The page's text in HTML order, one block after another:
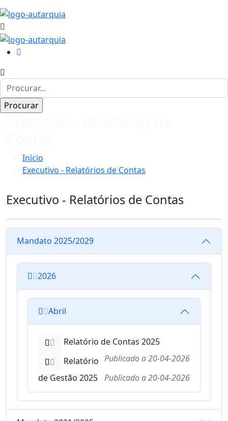
Início
Executivo - Relatórios de Contas
Executivo - Relatórios de Contas
Mandato 2025/2029
2026
Abril
Relatório de Contas 2025
Publicado a20-04-2026
Relatório
de Gestão 2025 Publicado a20-04-2026